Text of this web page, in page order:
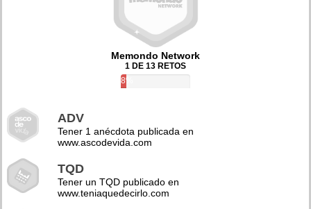
Memondo Network
1 DE 13 RETOS
8%
ADV
Tener 1 anécdota publicada en
www.ascodevida.com
TQD
Tener un TQD publicado en
www.teniaquedecirlo.com